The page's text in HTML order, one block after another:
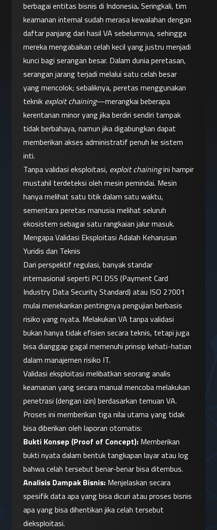
berbagai entitas bisnis di Indonesia. Seringkali, tim
keamanan internal sudah merasa kewalahan dengan
daftar panjang dari hasil VA sebelumnya, sehingga
mereka mengabaikan celah kecil yang justru menjadi
kunci bagi serangan besar. Dalam dunia peretasan,
serangan jarang terjadi melalui satu celah besar
yang mencolok; sebaliknya, peretas menggunakan
teknik exploit chaining—merangkai beberapa
kerentanan minor yang jika berdiri sendiri tampak
tidak berbahaya, namun jika digabungkan dapat
memberikan akses administratif penuh ke sistem
inti.
Tanpa validasi eksploitasi, exploit chaining ini hampir
mustahil terdeteksi oleh mesin pemindai. Mesin
hanya melihat satu titik dalam satu waktu,
sementara peretas manusia melihat seluruh
ekosistem sebagai satu rangkaian jalur masuk.
Mengapa Validasi Eksploitasi Adalah Keharusan
Yuridis dan Teknis
Dari perspektif regulasi, banyak standar
internasional seperti PCI DSS (Payment Card
Industry Data Security Standard) atau ISO 27001
mulai menekankan pentingnya pengujian berbasis
risiko yang nyata. Melakukan VA tanpa validasi
bukan hanya tidak efisien secara teknis, tetapi juga
bisa dianggap gagal memenuhi prinsip kehati-hatian
dalam manajemen risiko IT.
Validasi eksploitasi melibatkan seorang analis
keamanan yang secara manual mencoba melakukan
penetrasi (dengan izin) berdasarkan temuan VA.
Proses ini memberikan tiga nilai utama yang tidak
bisa diberikan oleh laporan otomatis:
Bukti Konsep (Proof of Concept): Memberikan
bukti nyata dalam bentuk tangkapan layar atau log
bahwa celah tersebut benar-benar bisa ditembus.
Analisis Dampak Bisnis: Menjelaskan secara
spesifik data apa yang bisa dicuri atau proses bisnis
apa yang bisa dihentikan jika celah tersebut
dieksploitasi.